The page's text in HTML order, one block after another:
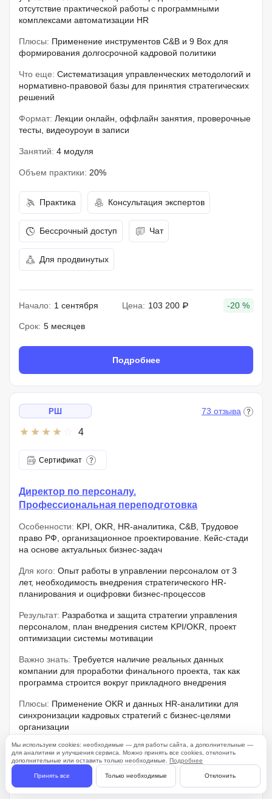
отсутствие практической работы с программными
комплексами автоматизации HR
Плюсы: Применение инструментов C&B и 9 Box для
формирования долгосрочной кадровой политики
Что еще: Систематизация управленческих методологий и
нормативно-правовой базы для принятия стратегических
решений
Формат: Лекции онлайн, оффлайн занятия, проверочные
тесты, видеоуроуи в записи
Занятий: 4 модуля
Объем практики: 20%
Практика Консультация экспертов
Бессрочный доступ Чат
Для продвинутых
Начало: 1 сентября Цена: 103 200 ₽ -20 %
Срок: 5 месяцев
Подробнее
РШ
4
73 отзыва
Сертификат
Директор по персоналу.
Профессиональная переподготовка
Особенности: KPI, OKR, HR-аналитика, C&B, Трудовое
право РФ, организационное проектирование. Кейс-стади
на основе актуальных бизнес-задач
Для кого: Опыт работы в управлении персоналом от 3
лет, необходимость внедрения стратегического HR-
планирования и оцифровки бизнес-процессов
Результат: Разработка и защита стратегии управления
персоналом, план внедрения систем KPI/OKR, проект
оптимизации системы мотивации
Важно знать: Требуется наличие реальных данных
компании для проработки финального проекта, так как
программа строится вокруг прикладного внедрения
Плюсы: Применение OKR и данных HR-аналитики для
синхронизации кадровых стратегий с бизнес-целями
организации
Что еще:Масштабирование HR-функций под запросы
бизнес-стратегии компании
Формат:Лекции онлайн, видеоуроки в записи.
Мы используем cookies: необходимые — для работы сайта, а дополнительные —
для аналитики и улучшения сервиса. Можно принять все cookies, отклонить
дополнительные или оставить только необходимые. Подробнее
Принять все Только необходимые Отклонить